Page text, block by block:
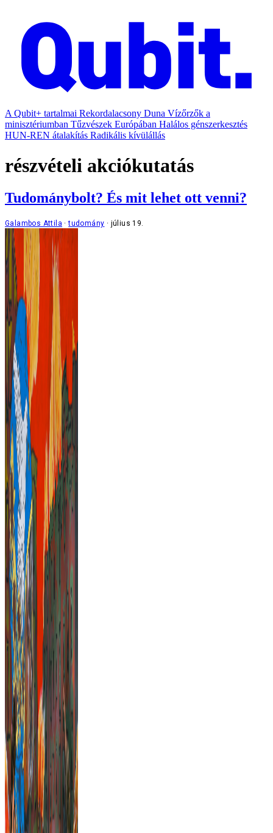
A Qubit+ tartalmai Rekordalacsony Duna Vízőrzők a
minisztériumban Tűzvészek Európában Halálos génszerkesztés
HUN-REN átalakítás Radikális kívülállás
részvételi akciókutatás
Tudománybolt? És mit lehet ott venni?
Galambos Attila tudomány július 19.